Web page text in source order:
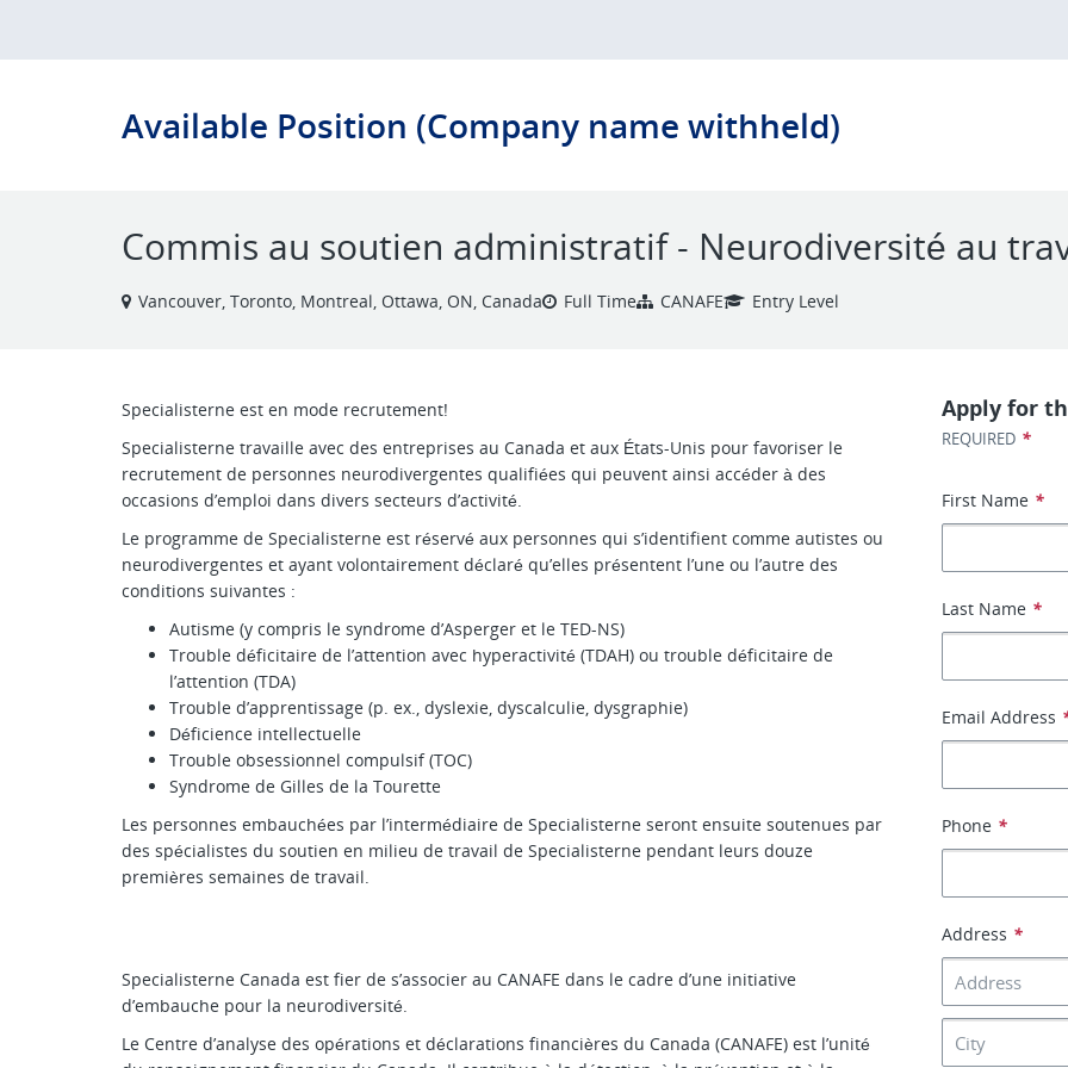
Available Position (Company name withheld)
Commis au soutien administratif - Neurodiversité au
Vancouver, Toronto, Montreal, Ottawa, ON, Canada Full Time CANAFE Entry Level
Specialisterne est en mode recrutement!
Specialisterne travaille avec des entreprises au Canada et aux États-Unis pour favoriser le
recrutement de personnes neurodivergentes qualifiées qui peuvent ainsi accéder à des
occasions d’emploi dans divers secteurs d’activité.
Le programme de Specialisterne est réservé aux personnes qui s’identifient comme autistes ou
neurodivergentes et ayant volontairement déclaré qu’elles présentent l’une ou l’autre des
conditions suivantes :
Autisme (y compris le syndrome d’Asperger et le TED-NS)
Trouble déficitaire de l’attention avec hyperactivité (TDAH) ou trouble déficitaire de
l’attention (TDA)
Trouble d’apprentissage (p. ex., dyslexie, dyscalculie, dysgraphie)
Déficience intellectuelle
Trouble obsessionnel compulsif (TOC)
Syndrome de Gilles de la Tourette
Les personnes embauchées par l’intermédiaire de Specialisterne seront ensuite soutenues par
des spécialistes du soutien en milieu de travail de Specialisterne pendant leurs douze
premières semaines de travail.
Specialisterne Canada est fier de s’associer au CANAFE dans le cadre d’une initiative
d’embauche pour la neurodiversité.
Le Centre d’analyse des opérations et déclarations financières du Canada (CANAFE) est l’unité
Apply for
REQUIRED *
First Name *
Last Name *
Email Address
Phone *
Address *